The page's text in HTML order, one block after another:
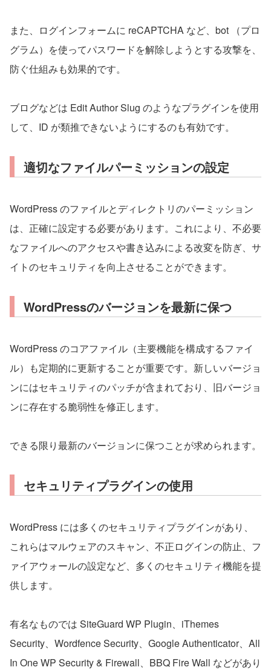
また、ログインフォームに reCAPTCHA など、bot （プロ
グラム）を使ってパスワードを解除しようとする攻撃を、
防ぐ仕組みも効果的です。
ブログなどは Edit Author Slug のようなプラグインを使用
して、ID が類推できないようにするのも有効です。
適切なファイルパーミッションの設定
WordPress のファイルとディレクトリのパーミッション
は、正確に設定する必要があります。これにより、不必要
なファイルへのアクセスや書き込みによる改変を防ぎ、サ
イトのセキュリティを向上させることができます。
WordPressのバージョンを最新に保つ
WordPress のコアファイル（主要機能を構成するファイ
ル）も定期的に更新することが重要です。新しいバージョ
ンにはセキュリティのパッチが含まれており、旧バージョ
ンに存在する脆弱性を修正します。
できる限り最新のバージョンに保つことが求められます。
セキュリティプラグインの使用
WordPress には多くのセキュリティプラグインがあり、
これらはマルウェアのスキャン、不正ログインの防止、フ
ァイアウォールの設定など、多くのセキュリティ機能を提
供します。
有名なものでは SiteGuard WP Plugin、iThemes
Security、Wordfence Security、Google Authenticator、All
In One WP Security & Firewall、BBQ Fire Wall などがあり